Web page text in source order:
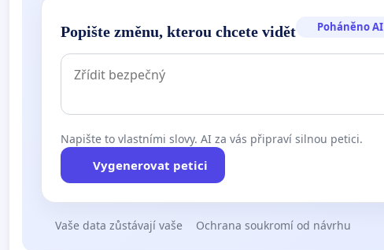
Popište změnu, kterou chcete vidět Poháněno AI
Napište to vlastními slovy. AI za vás připraví silnou petici.
Vygenerovat petici
Vaše data zůstávají vaše Ochrana soukromí od návrhu